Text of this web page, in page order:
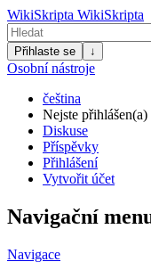
WikiSkripta WikiSkripta
Přihlaste se ↓
Osobní nástroje
čeština
Nejste přihlášen(a)
Diskuse
Příspěvky
Přihlášení
Vytvořit účet
Navigační
Navigace